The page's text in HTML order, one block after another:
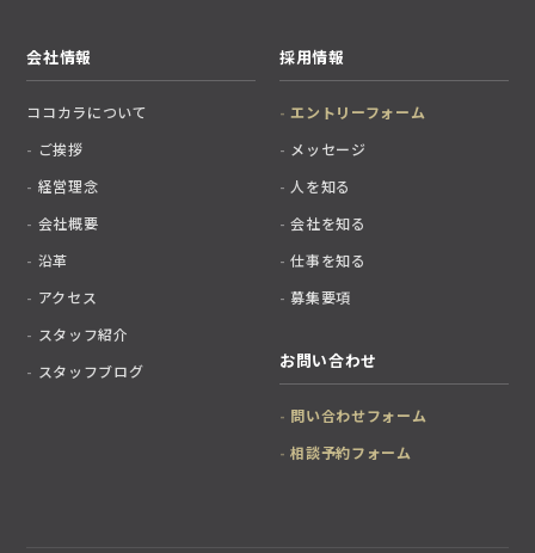
会社情報
ココカラについて
ご挨拶
経営理念
会社概要
沿革
アクセス
スタッフ紹介
スタッフブログ
採用情報
エントリーフォーム
メッセージ
人を知る
会社を知る
仕事を知る
募集要項
お問い合わせ
問い合わせフォーム
相談予約フォーム